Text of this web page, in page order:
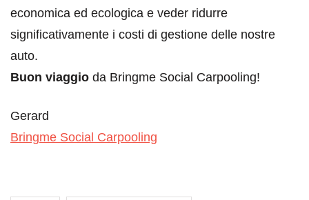
economica ed ecologica e veder ridurre
significativamente i costi di gestione delle nostre
auto.
Buon viaggio da Bringme Social Carpooling!
Gerard
Bringme Social Carpooling